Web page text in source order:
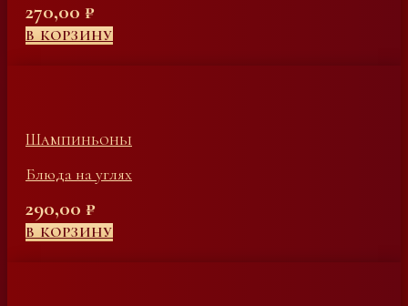
270,00 ₽
В КОРЗИНУ
Шампиньоны
Блюда на углях
290,00 ₽
В КОРЗИНУ